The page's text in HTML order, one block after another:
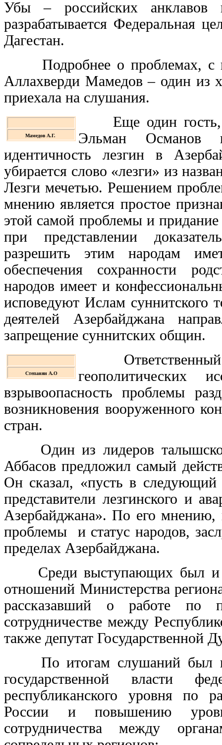
Убы – российских анклавов
разрабатывается Федеральная
Дагестан.
Подробнее о проблемах, с
Аллахверди Мамедов – один из
приехала на слушания.
Мамедов А.Г.
Еще один гость,
Эльман Османов
идентичность лезгин в
убирается слово «лезги» из
Лезги мечетью. Решением
мнению является простое
этой самой проблемы и придание
при представлении
разрешить этим народам
обеспечения сохранности
народов имеет и
исповедуют Ислам суннитского
деятелей Азербайджана
запрещение суннитских общин.
Степанян А.О
Ответственный
геополитических
взрывоопасность проблемы
возникновения вооруженного
стран.
Один из лидеров
Аббасов предложил самый
Он сказал, «пусть в
представители лезгинского и
Азербайджана». По его мнению,
проблемы и статус народов,
пределах Азербайджана.
Среди выступающих был и
отношений Министерства
рассказавший о работе по
сотрудничестве между
также депутат
По итогам слушаний был
государственной власти
республиканского уровня по
России и повышению
сотрудничества между